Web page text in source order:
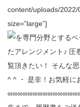
content/uploads/
size=”large”]